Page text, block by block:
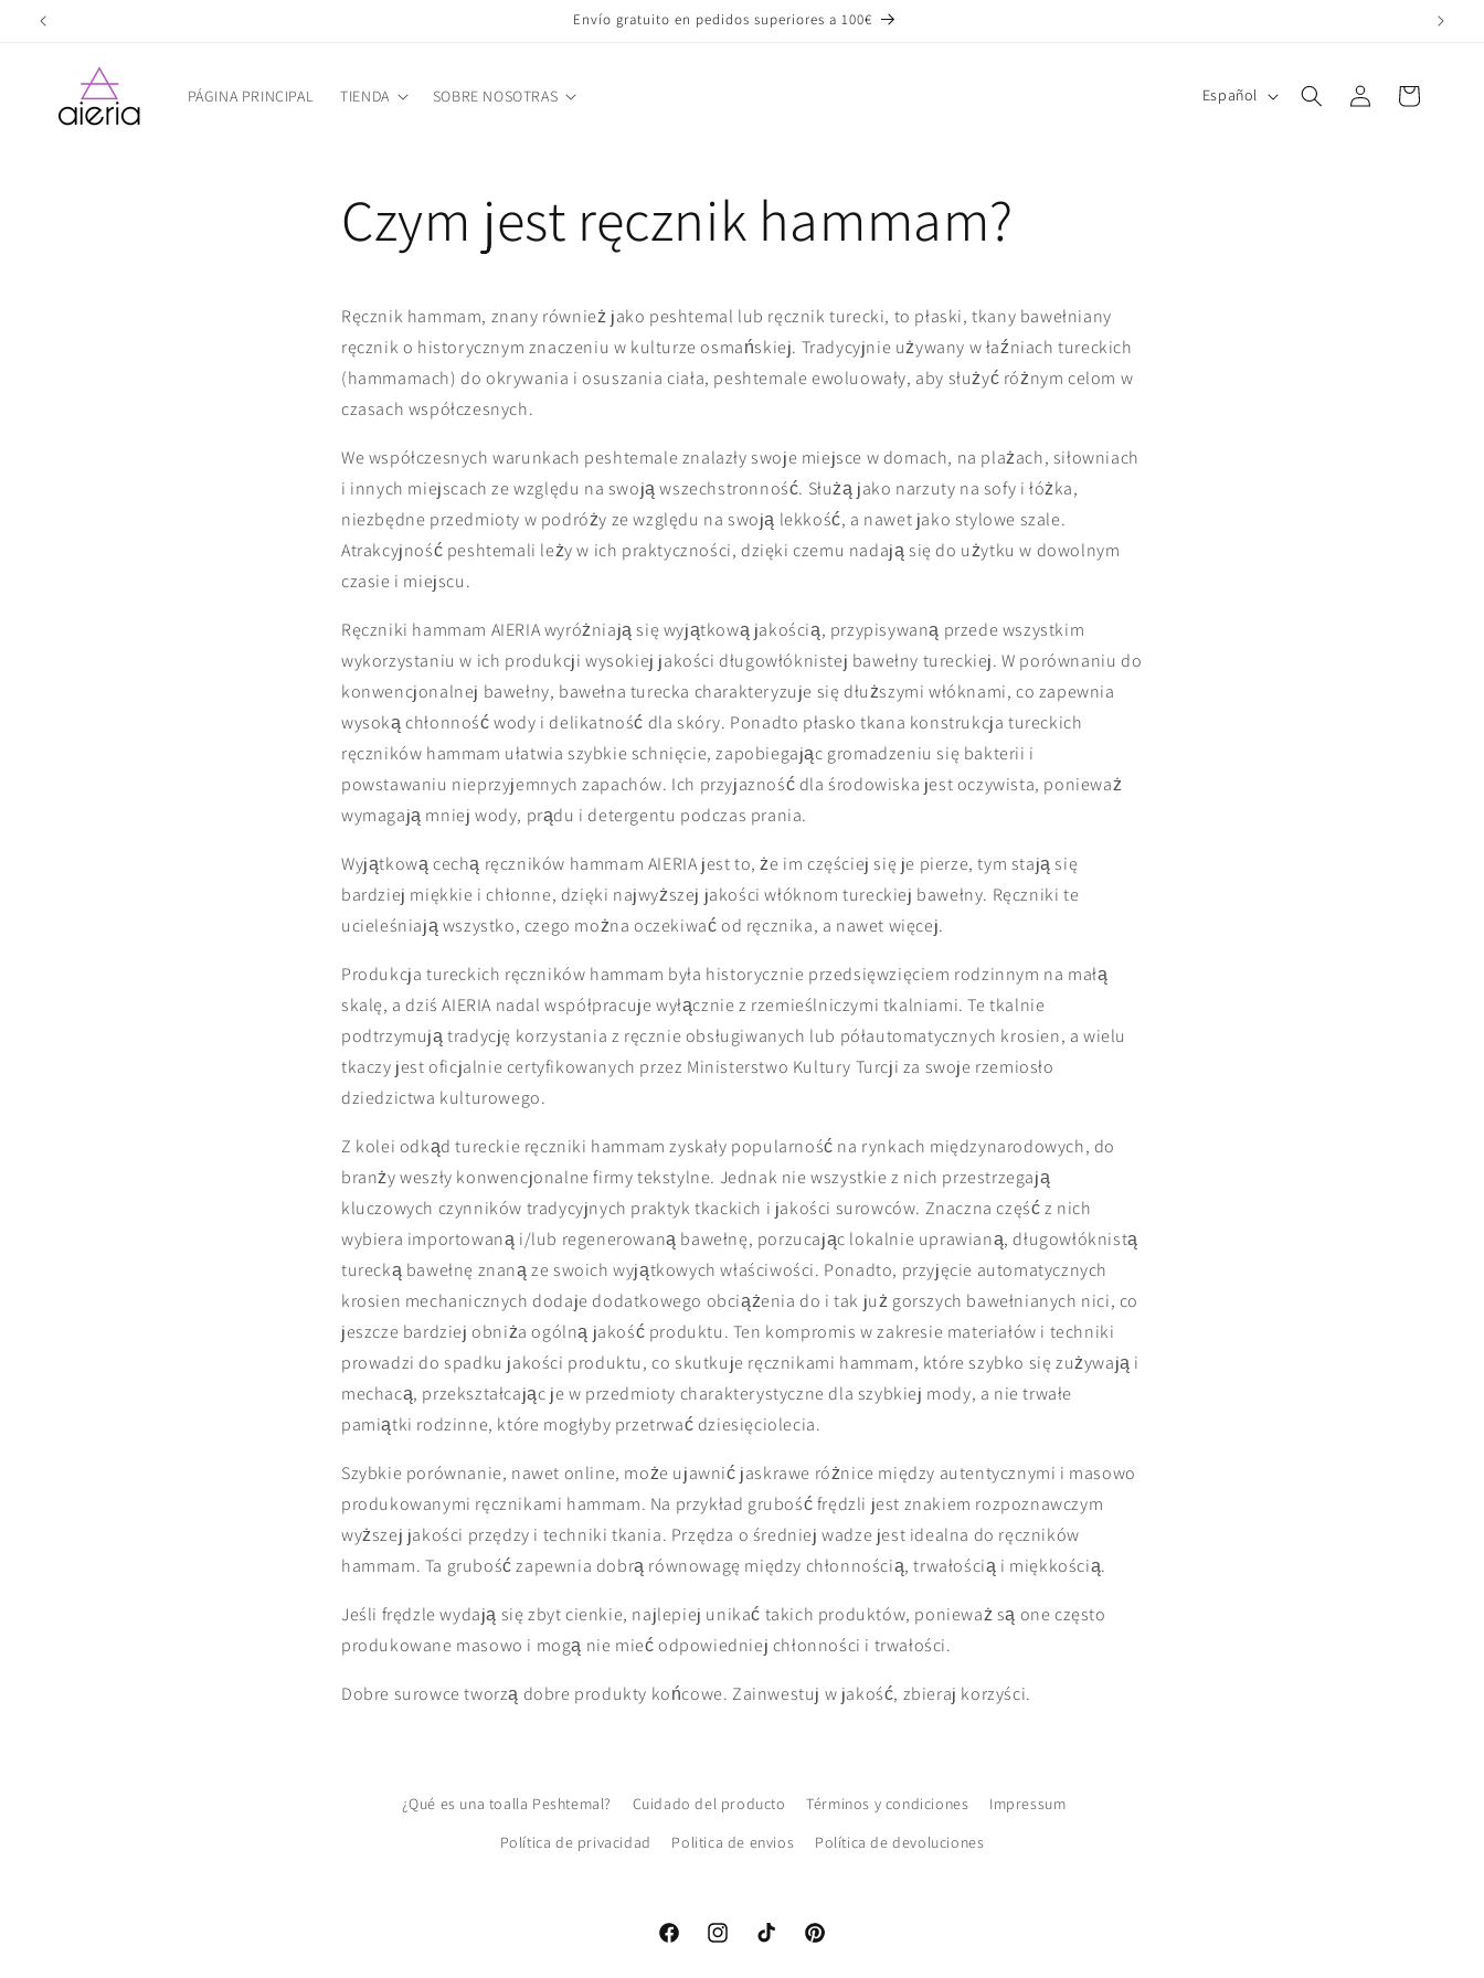
directamente
Envío gratuito en pedidos superiores a 100€
PÁGINA PRINCIPAL TIENDA SOBRE NOSOTRAS Español
sesión
Carrito
Czym jest ręcznik hammam?
Ręcznik hammam, znany również jako peshtemal lub ręcznik turecki, to płaski, tkany bawełniany
ręcznik o historycznym znaczeniu w kulturze osmańskiej. Tradycyjnie używany w łaźniach tureckich
(hammamach) do okrywania i osuszania ciała, peshtemale ewoluowały, aby służyć różnym celom w
czasach współczesnych.
We współczesnych warunkach peshtemale znalazły swoje miejsce w domach, na plażach, siłowniach
i innych miejscach ze względu na swoją wszechstronność. Służą jako narzuty na sofy i łóżka,
niezbędne przedmioty w podróży ze względu na swoją lekkość, a nawet jako stylowe szale.
Atrakcyjność peshtemali leży w ich praktyczności, dzięki czemu nadają się do użytku w dowolnym
czasie i miejscu.
Ręczniki hammam AIERIA wyróżniają się wyjątkową jakością, przypisywaną przede wszystkim
wykorzystaniu w ich produkcji wysokiej jakości długowłóknistej bawełny tureckiej. W porównaniu do
konwencjonalnej bawełny, bawełna turecka charakteryzuje się dłuższymi włóknami, co zapewnia
wysoką chłonność wody i delikatność dla skóry. Ponadto płasko tkana konstrukcja tureckich
ręczników hammam ułatwia szybkie schnięcie, zapobiegając gromadzeniu się bakterii i
powstawaniu nieprzyjemnych zapachów. Ich przyjazność dla środowiska jest oczywista, ponieważ
wymagają mniej wody, prądu i detergentu podczas prania.
Wyjątkową cechą ręczników hammam AIERIA jest to, że im częściej się je pierze, tym stają się
bardziej miękkie i chłonne, dzięki najwyższej jakości włóknom tureckiej bawełny. Ręczniki te
ucieleśniają wszystko, czego można oczekiwać od ręcznika, a nawet więcej.
Produkcja tureckich ręczników hammam była historycznie przedsięwzięciem rodzinnym na małą
skalę, a dziś AIERIA nadal współpracuje wyłącznie z rzemieślniczymi tkalniami. Te tkalnie
podtrzymują tradycję korzystania z ręcznie obsługiwanych lub półautomatycznych krosien, a wielu
tkaczy jest oficjalnie certyfikowanych przez Ministerstwo Kultury Turcji za swoje rzemiosło
dziedzictwa kulturowego.
Z kolei odkąd tureckie ręczniki hammam zyskały popularność na rynkach międzynarodowych, do
branży weszły konwencjonalne firmy tekstylne. Jednak nie wszystkie z nich przestrzegają
kluczowych czynników tradycyjnych praktyk tkackich i jakości surowców. Znaczna część z nich
wybiera importowaną i/lub regenerowaną bawełnę, porzucając lokalnie uprawianą, długowłóknistą
turecką bawełnę znaną ze swoich wyjątkowych właściwości. Ponadto, przyjęcie automatycznych
krosien mechanicznych dodaje dodatkowego obciążenia do i tak już gorszych bawełnianych nici, co
jeszcze bardziej obniża ogólną jakość produktu. Ten kompromis w zakresie materiałów i techniki
prowadzi do spadku jakości produktu, co skutkuje ręcznikami hammam, które szybko się zużywają i
mechacą, przekształcając je w przedmioty charakterystyczne dla szybkiej mody, a nie trwałe
pamiątki rodzinne, które mogłyby przetrwać dziesięciolecia.
Szybkie porównanie, nawet online, może ujawnić jaskrawe różnice między autentycznymi i masowo
produkowanymi ręcznikami hammam. Na przykład grubość frędzli jest znakiem rozpoznawczym
wyższej jakości przędzy i techniki tkania. Przędza o średniej wadze jest idealna do ręczników
hammam. Ta grubość zapewnia dobrą równowagę między chłonnością, trwałością i miękkością.
Jeśli frędzle wydają się zbyt cienkie, najlepiej unikać takich produktów, ponieważ są one często
produkowane masowo i mogą nie mieć odpowiedniej chłonności i trwałości.
Dobre surowce tworzą dobre produkty końcowe. Zainwestuj w jakość, zbieraj korzyści.
¿Qué es una toalla Peshtemal? Cuidado del producto Términos y condiciones
Impressum
Política de privacidad
Politica de envios Política de devoluciones
FacebookInstagramTikTok Pinterest